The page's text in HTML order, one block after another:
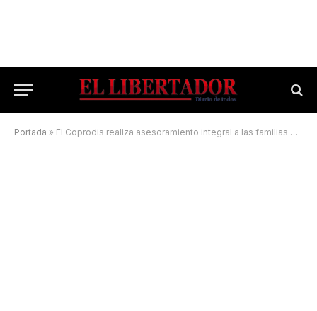
Portada » El Coprodis realiza asesoramiento integral a las familias en distintas localidades